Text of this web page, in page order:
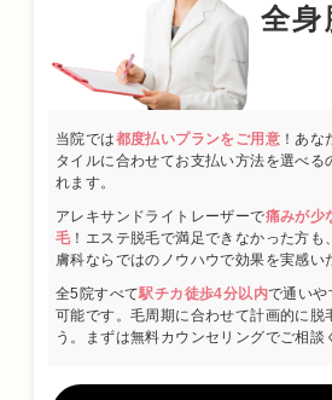
全身
当院では都度払いプランをご用意！あな
タイルに合わせてお支払い方法を選べる
れます。
アレキサンドライトレーザーで痛みが少
毛！エステ脱毛で満足できなかった方も
膚科ならではのノウハウで効果を実感い
全5院すべて駅チカ徒歩4分以内で通いや
可能です。毛周期に合わせて計画的に脱
う。まずは無料カウンセリングでご相談